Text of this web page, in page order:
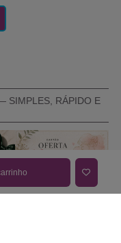
SIMPLES, RÁPIDO E